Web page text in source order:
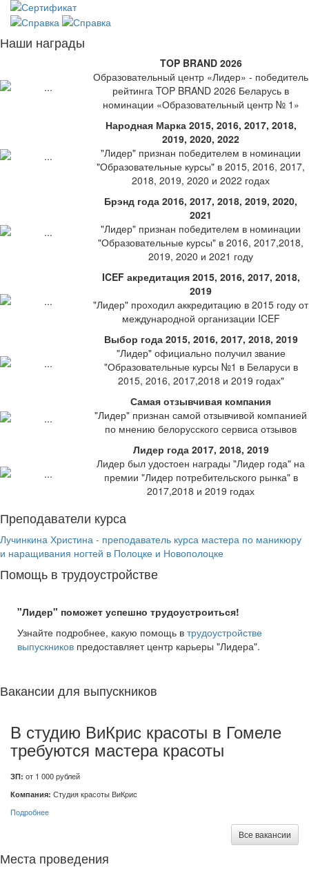
Наши награды
TOP BRAND 2026
Образовательный центр «Лидер» - победитель
рейтинга TOP BRAND 2026 Беларусь в
номинации «Образовательный центр № 1»
Народная Марка 2015, 2016, 2017, 2018,
2019, 2020, 2022
"Лидер" признан победителем в номинации
"Образовательные курсы" в 2015, 2016, 2017,
2018, 2019, 2020 и 2022 годах
Брэнд года 2016, 2017, 2018, 2019, 2020,
2021
"Лидер" признан победителем в номинации
"Образовательные курсы" в 2016, 2017,2018,
2019, 2020 и 2021 году
ICEF акредитация 2015, 2016, 2017, 2018,
2019
"Лидер" проходил аккредитацию в 2015 году от
международной организации ICEF
Выбор года 2015, 2016, 2017, 2018, 2019
"Лидер" официально получил звание
"Образовательные курсы №1 в Беларуси в
2015, 2016, 2017,2018 и 2019 годах"
Самая отзывчивая компания
"Лидер" признан самой отзывчивой компанией
по мнению белорусского сервиса отзывов
Лидер года 2017, 2018, 2019
Лидер был удостоен награды "Лидер года" на
премии "Лидер потребительского рынка" в
2017,2018 и 2019 годах
Преподаватели курса
Лучинкина Христина - преподаватель курса мастера по маникюру
и наращивания ногтей в Полоцке и Новополоцке
Помощь в трудоустройстве
"Лидер" поможет успешно трудоустроиться!
Узнайте подробнее, какую помощь в трудоустройстве
выпускников предоставляет центр карьеры "Лидера".
Вакансии для выпускников
В студию ВиКрис красоты в Гомеле
требуются мастера красоты
ЗП: от 1 000 рублей
Компания: Студия красоты ВиКрис
Подробнее
Все вакансии
Места проведения